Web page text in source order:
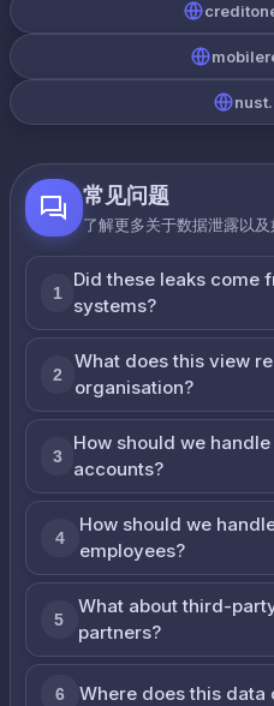
常见问题
了解更多关于数据泄露以
1
Did these leaks come
systems?
2
What does this view
organisation?
3
How should we
accounts?
4
How should we
employees?
5
What about third-
partners?
6 Where does this data